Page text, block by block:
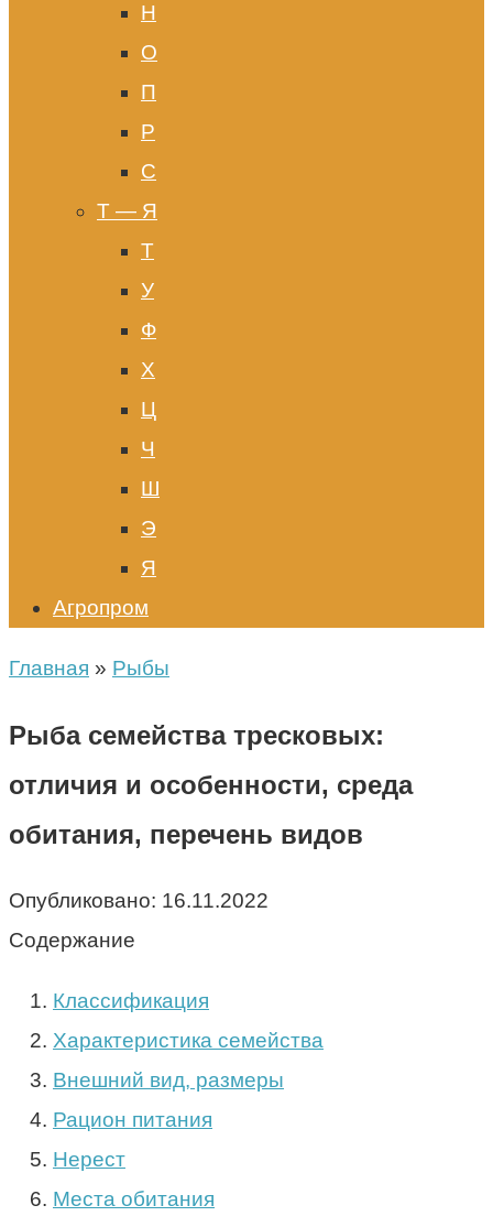
Н
О
П
Р
С
Т — Я
Т
У
Ф
Х
Ц
Ч
Ш
Э
Я
Агропром
Главная » Рыбы
Рыба семейства тресковых:
отличия и особенности, среда
обитания, перечень видов
Опубликовано: 16.11.2022
Содержание
Классификация
Характеристика семейства
Внешний вид, размеры
Рацион питания
Нерест
Места обитания